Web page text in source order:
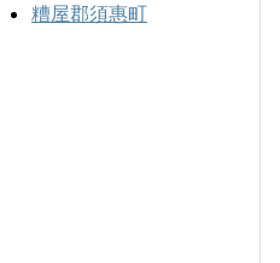
糟屋郡須惠町